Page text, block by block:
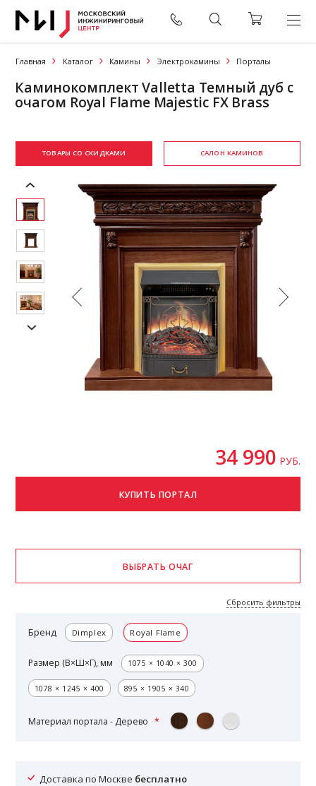
Главная Каталог Камины Электрокамины Порталы
Каминокомплект Valletta Темный дуб с
очагом Royal Flame Majestic FX Brass
ТОВАРЫ СО СКИДКАМИ САЛОН КАМИНОВ
34 990 РУБ.
Бренд Dimplex Royal Flame
Размер (В×Ш×Г), мм 1075 × 1040 × 300
1078 × 1245 × 400 895 × 1905 × 340
Материал портала - Дерево
Сбросить фильтры
Доставка по Москве бесплатно